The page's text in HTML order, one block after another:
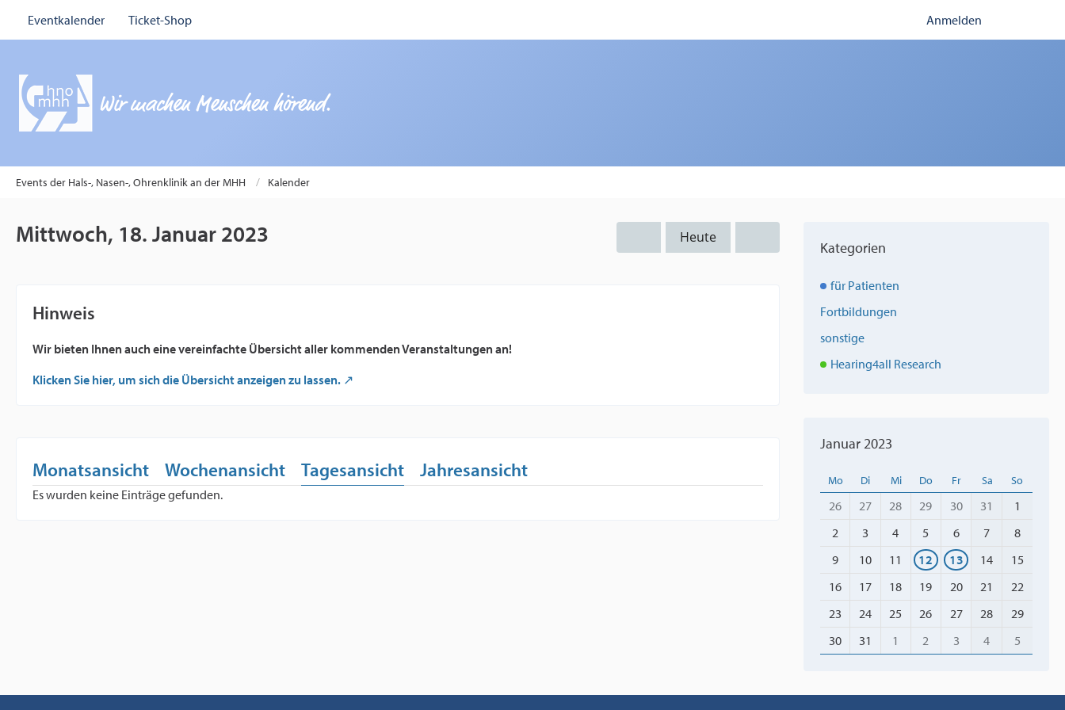
Eventkalender Ticket-Shop Anmelden
Events der Hals-, Nasen-, Ohrenklinik an der MHH Kalender
Mittwoch, 18. Januar 2023 Heute
Hinweis
Wir bieten Ihnen auch eine vereinfachte Übersicht aller kommenden Veranstaltungen an!
Klicken Sie hier, um sich die Übersicht anzeigen zu lassen.
Monatsansicht Wochenansicht Tagesansicht Jahresansicht
Es wurden keine Einträge gefunden.
Kategorien
für Patienten
Fortbildungen
sonstige
Hearing4all Research
Januar 2023
Mo Di Mi Do Fr Sa So
26 27 28 29 30 31
1
2
3 4 5 6 7
8
9
10 11 12 13 14
15
16
17 18 19 20 21
22
23
24 25 26 27 28
29
30
31 1 2 3 4 5